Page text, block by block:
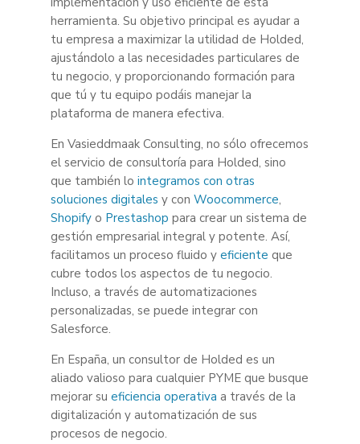
herramienta. Su objetivo principal es ayudar a
tu empresa a maximizar la utilidad de Holded,
ajustándolo a las necesidades particulares de
tu negocio, y proporcionando formación para
que tú y tu equipo podáis manejar la
plataforma de manera efectiva.
En Vasieddmaak Consulting, no sólo ofrecemos
el servicio de consultoría para Holded, sino
que también lo integramos con otras
soluciones digitales y con Woocommerce,
Shopifyo Prestashop para crear un sistema de
gestión empresarial integral y potente. Así,
facilitamos un proceso fluido y eficiente que
cubre todos los aspectos de tu negocio.
Incluso, a través de automatizaciones
personalizadas, se puede integrar con
Salesforce.
En España, un consultor de Holded es un
aliado valioso para cualquier PYME que busque
mejorar su eficiencia operativa a través de la
digitalización y automatización de sus
procesos de negocio.